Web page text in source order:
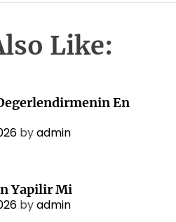
Like:
En
byadmin
Yapilir Mi
byadmin